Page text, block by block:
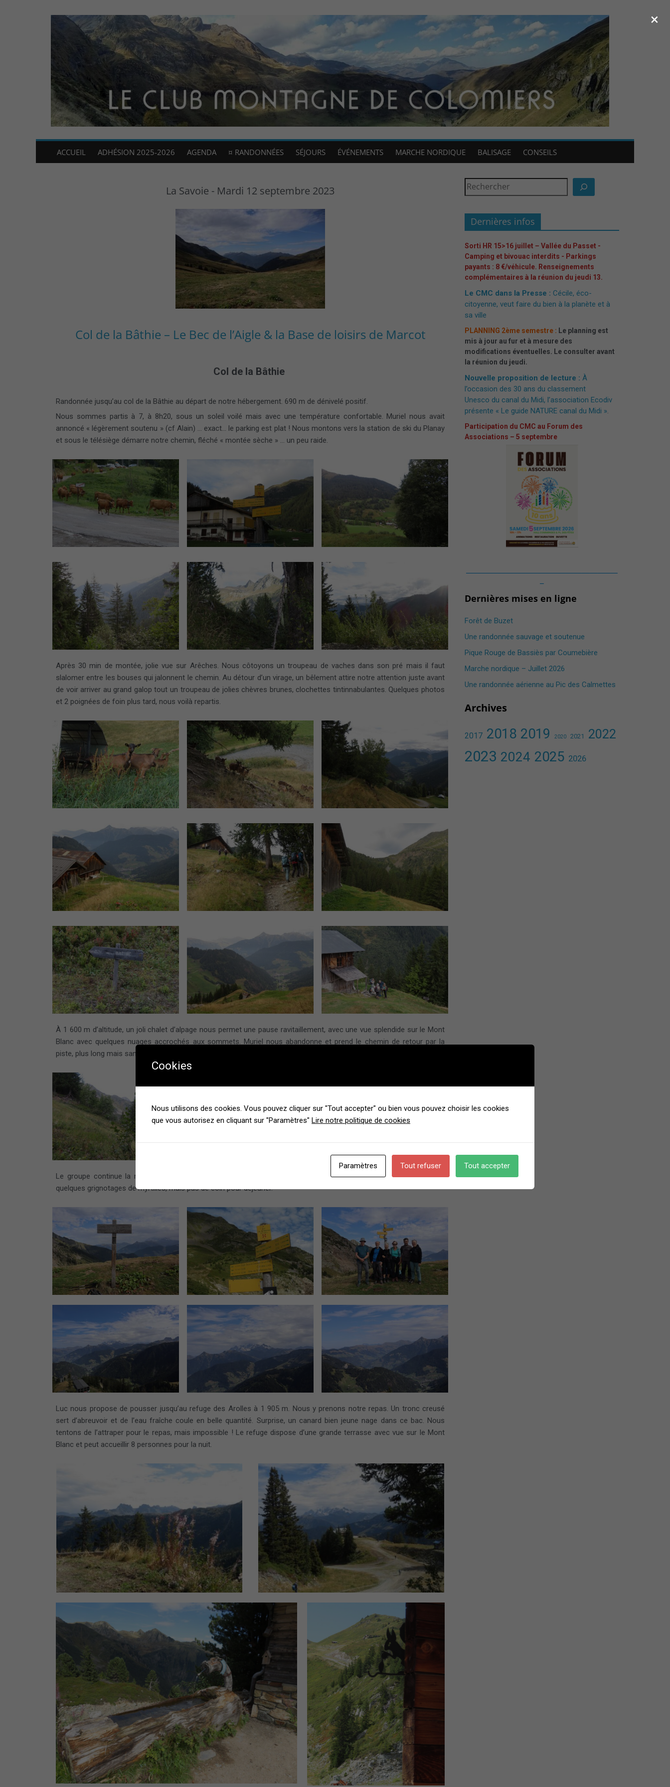
ACCUEIL ADHÉSION 2025-2026 AGENDA ¤ RANDONNÉES SÉJOURS ÉVÉNEMENTS MARCHE NORDIQUE BALISAGE CONSEILS
La Savoie - Mardi 12 septembre 2023
Col de la Bâthie – Le Bec de l’Aigle & la Base de loisirs de Marcot
Col de la Bâthie
Randonnée jusqu’au col de la Bâthie au départ de notre hébergement. 690 m de dénivelé positif.
Nous sommes partis à 7, à 8h20, sous un soleil voilé mais avec une température confortable. Muriel nous avait
annoncé « légèrement soutenu » (cf Alain) … exact… le parking est plat ! Nous montons vers la station de ski du Planay
et sous le télésiège démarre notre chemin, fléché « montée sèche » … un peu raide.
Après 30 min de montée, jolie vue sur Arêches. Nous côtoyons un troupeau de vaches dans son pré mais il faut
slalomer entre les bouses qui jalonnent le chemin. Au détour d’un virage, un bêlement attire notre attention juste avant
de voir arriver au grand galop tout un troupeau de jolies chèvres brunes, clochettes tintinnabulantes. Quelques photos
et 2 poignées de foin plus tard, nous voilà repartis.
À 1 600 m d’altitude, un joli chalet d’alpage nous permet une pause ravitaillement, avec une vue splendide sur le Mont
Blanc avec quelques nuages accrochés aux sommets. Muriel nous abandonne et prend le chemin de retour par la
piste, plus long mais sans risque de glissade.
Le groupe continue la montée jusqu’au col à 1 889 m où nous arrivons à 10h50. Petit vent frais au sommet, et
quelques grignotages de myrtilles, mais pas de coin pour déjeuner.
Luc nous propose de pousser jusqu’au refuge des Arolles à 1 905 m. Nous y prenons notre repas. Un tronc creusé
sert d’abreuvoir et de l’eau fraîche coule en belle quantité. Surprise, un canard bien jeune nage dans ce bac. Nous
tentons de l’attraper pour le repas, mais impossible ! Le refuge dispose d’une grande terrasse avec vue sur le Mont
Blanc et peut accueillir 8 personnes pour la nuit.
Dernières infos
Sorti HR 15>16 juillet – Vallée du Passet -
Camping et bivouac interdits - Parkings
payants : 8 €/véhicule. Renseignements
complémentaires à la réunion du jeudi 13.
Le CMC dans la Presse : Cécile, éco-
citoyenne, veut faire du bien à la planète et à
sa ville
PLANNING 2ème semestre : Le planning est
mis à jour au fur et à mesure des
modifications éventuelles. Le consulter avant
la réunion du jeudi.
Nouvelle proposition de lecture : À
l’occasion des 30 ans du classement
Unesco du canal du Midi, l’association Ecodiv
présente « Le guide NATURE canal du Midi »
Participation du CMC au Forum des
Associations – 5 septembre
Dernières mises en ligne
Forêt de Buzet
Une randonnée sauvage et soutenue
Pique Rouge de Bassiès par Coumebière
Marche nordique – Juillet 2026
Une randonnée aérienne au Pic des Calmettes ​
Archives
2017 2018 2019 2020 2021 2022
2023 2024 2025 2026
×
Cookies
Nous utilisons des cookies. Vous pouvez cliquer sur "Tout accepter" ou bien vous pouvez choisir les cookies
que vous autorisez en cliquant sur "Paramètres" Lire notre politique de cookies
Paramètres Tout refuser Tout accepter